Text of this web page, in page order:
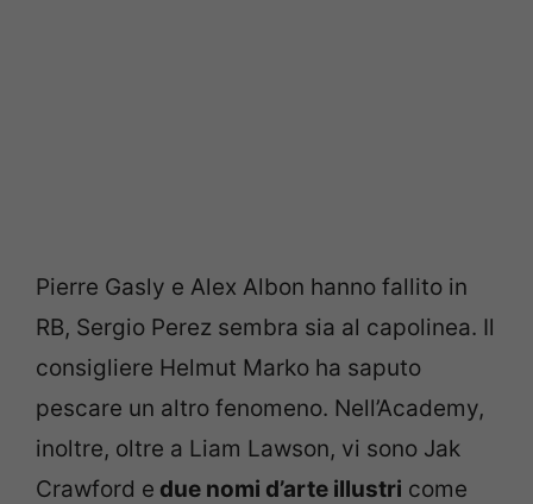
Pierre Gasly e Alex Albon hanno fallito in
RB, Sergio Perez sembra sia al capolinea. Il
consigliere Helmut Marko ha saputo
pescare un altro fenomeno. Nell’Academy,
inoltre, oltre a Liam Lawson, vi sono Jak
Crawford e due nomi d’arte illustri come